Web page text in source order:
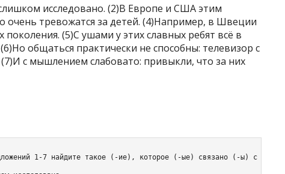
исследовано. (2)В Европе и США этим
очень тревожатся за детей. (4)Например, в Швеции
(5)С ушами у этих славных ребят всё в
общаться практически не способны: телевизор с
с мышлением слабовато: привыкли, что за них
1-7 найдите такое (-ие), которое (-ые) связано (-ы) с